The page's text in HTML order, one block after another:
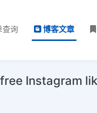
查询 博客文章
Instagram